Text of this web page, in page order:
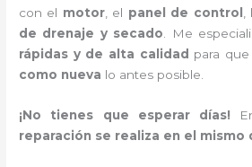
con el motor, el panel de control
de drenaje y secado . Me
rápidas y de alta calidad para
como nueva lo antes posible.
¡No tienes que esperar días!
reparación se realiza en el mismo